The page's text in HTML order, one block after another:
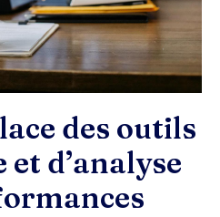
des outils
d’analyse